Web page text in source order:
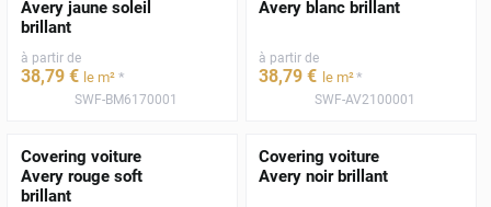
Avery jaune soleil
brillant
à partir de
38,79 € le m² *
SWF-BM6170001
Avery blanc brillant
à partir de
38,79 € le m²*
SWF-AV2100001
Covering voiture
Avery rouge soft
brillant
Covering voiture
Avery noir brillant